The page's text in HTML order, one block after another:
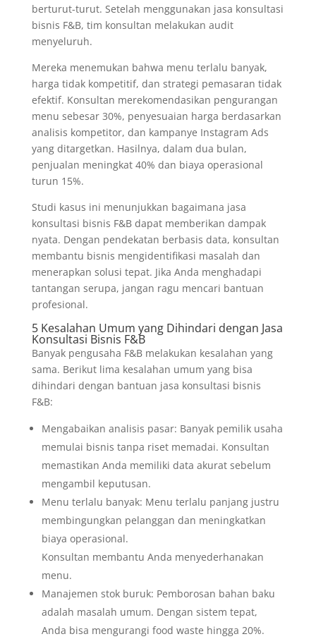
berturut-turut. Setelah menggunakan jasa konsultasi
bisnis F&B, tim konsultan melakukan audit
menyeluruh.
Mereka menemukan bahwa menu terlalu banyak,
harga tidak kompetitif, dan strategi pemasaran tidak
efektif. Konsultan merekomendasikan pengurangan
menu sebesar 30%, penyesuaian harga berdasarkan
analisis kompetitor, dan kampanye Instagram Ads
yang ditargetkan. Hasilnya, dalam dua bulan,
penjualan meningkat 40% dan biaya operasional
turun 15%.
Studi kasus ini menunjukkan bagaimana jasa
konsultasi bisnis F&B dapat memberikan dampak
nyata. Dengan pendekatan berbasis data, konsultan
membantu bisnis mengidentifikasi masalah dan
menerapkan solusi tepat. Jika Anda menghadapi
tantangan serupa, jangan ragu mencari bantuan
profesional.
5 Kesalahan Umum yang Dihindari dengan Jasa
Konsultasi Bisnis F&B
Banyak pengusaha F&B melakukan kesalahan yang
sama. Berikut lima kesalahan umum yang bisa
dihindari dengan bantuan jasa konsultasi bisnis
F&B:
Mengabaikan analisis pasar: Banyak pemilik usaha
memulai bisnis tanpa riset memadai. Konsultan
memastikan Anda memiliki data akurat sebelum
mengambil keputusan.
Menu terlalu banyak: Menu terlalu panjang justru
membingungkan pelanggan dan meningkatkan
biaya operasional.
Konsultan membantu Anda menyederhanakan
menu.
Manajemen stok buruk: Pemborosan bahan baku
adalah masalah umum. Dengan sistem tepat,
Anda bisa mengurangi food waste hingga 20%.